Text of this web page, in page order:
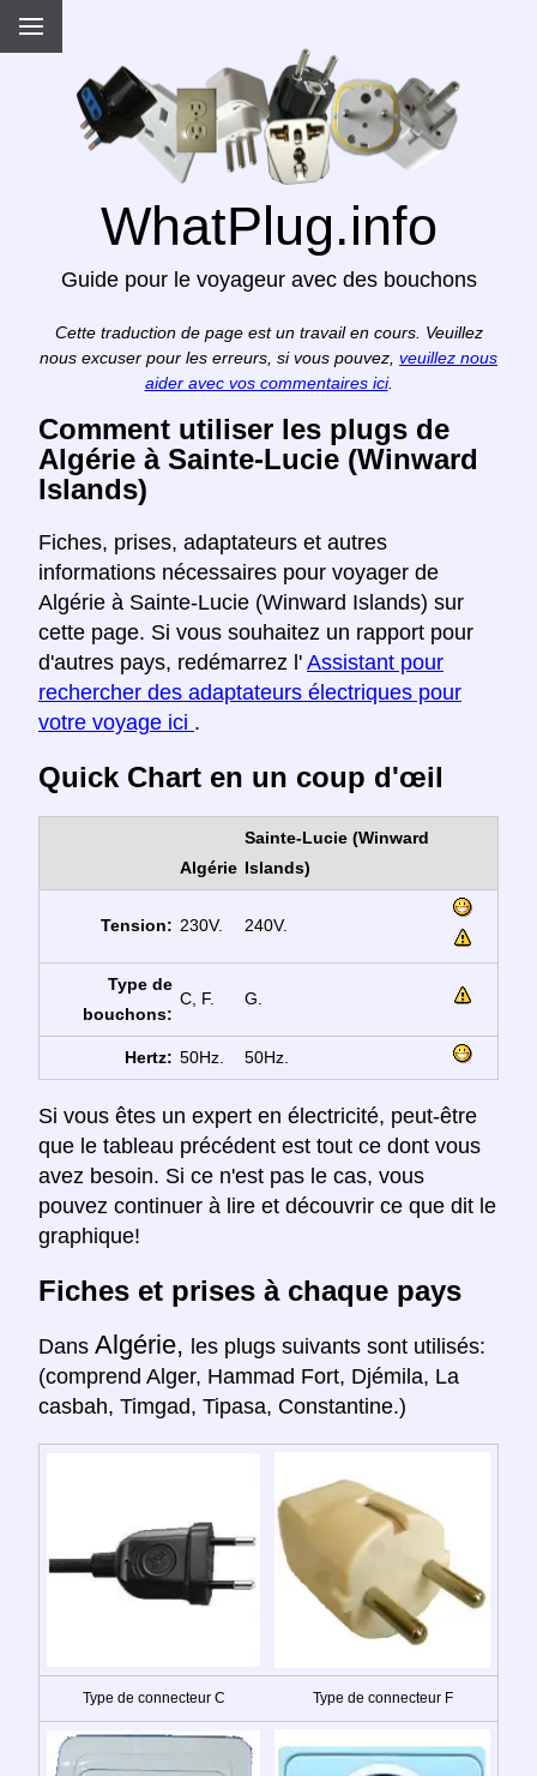
WhatPlug.info
Guide pour le voyageur avec des bouchons
Cette traduction de page est un travail en cours. Veuillez
nous excuser pour les erreurs, si vous pouvez, veuillez nous
aider avec vos commentaires ici.
Comment utiliser les plugs de
Algérie à Sainte-Lucie (Winward
Islands)
Fiches, prises, adaptateurs et autres
informations nécessaires pour voyager de
Algérie à Sainte-Lucie (Winward Islands) sur
cette page. Si vous souhaitez un rapport pour
d'autres pays, redémarrez l' Assistant pour
rechercher des adaptateurs électriques pour
votre voyage ici .
Quick Chart en un coup d'œil
Algérie
Sainte-Lucie (Winward
Islands)
Tension: 230V. 240V.
Type de
bouchons:
C, F. G.
Hertz: 50Hz. 50Hz.
Si vous êtes un expert en électricité, peut-être
que le tableau précédent est tout ce dont vous
avez besoin. Si ce n'est pas le cas, vous
pouvez continuer à lire et découvrir ce que dit le
graphique!
Fiches et prises à chaque pays
Dans Algérie, les plugs suivants sont utilisés:
(comprend Alger, Hammad Fort, Djémila, La
casbah, Timgad, Tipasa, Constantine.)
Type de connecteur C Type de connecteur F